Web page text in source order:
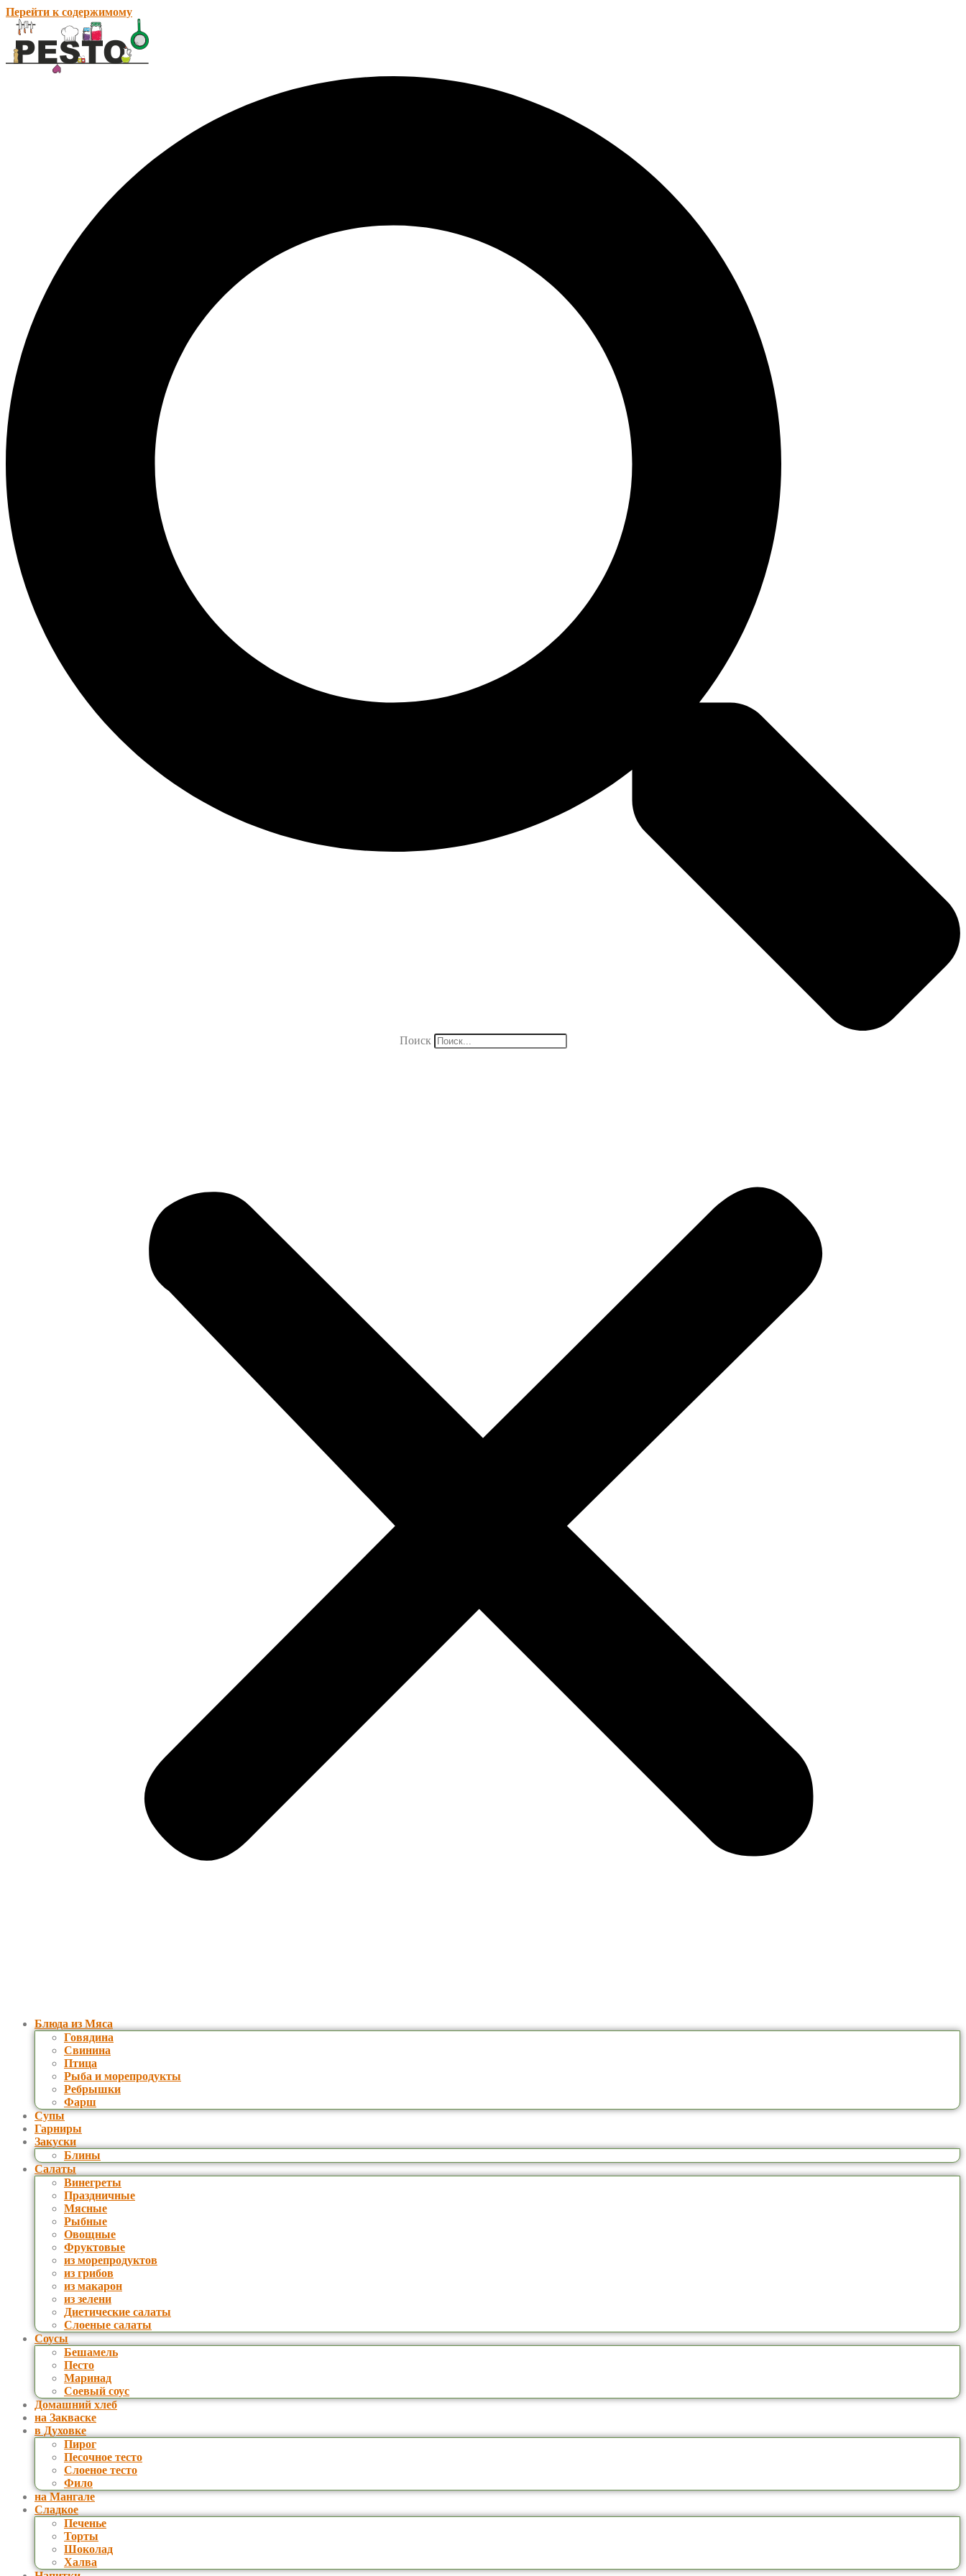
Перейти к содержимому
Поиск
Блюда из Мяса
Говядина
Свинина
Птица
Рыба и морепродукты
Ребрышки
Фарш
Супы
Гарниры
Закуски
Блины
Салаты
Винегреты
Праздничные
Мясные
Рыбные
Овощные
Фруктовые
из морепродуктов
из грибов
из макарон
из зелени
Диетические салаты
Слоеные салаты
Соусы
Бешамель
Песто
Маринад
Соевый соус
Домашний хлеб
на Закваске
в Духовке
Пирог
Песочное тесто
Слоеное тесто
Фило
на Мангале
Сладкое
Печенье
Торты
Шоколад
Халва